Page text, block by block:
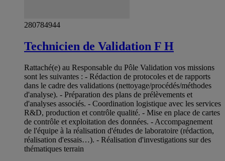
280784944
Technicien de Validation F H
Rattaché(e) au Responsable du Pôle Validation vos missions
sont les suivantes : - Rédaction de protocoles et de rapports
dans le cadre des validations (nettoyage/procédés/méthodes
d'analyse). - Préparation des plans de prélèvements et
d'analyses associés. - Coordination logistique avec les services
R&D, production et contrôle qualité. - Mise en place de cartes
de contrôle et exploitation des données. - Accompagnement
de l'équipe à la réalisation d'études de laboratoire (rédaction,
réalisation d'essais…). - Réalisation d'investigations sur des
thématiques terrain